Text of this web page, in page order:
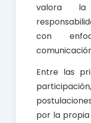
valora la
con
Entre las
por la